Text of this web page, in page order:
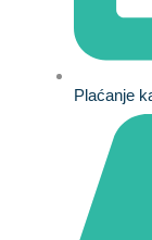
Plaćanje